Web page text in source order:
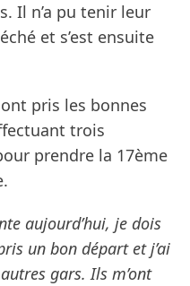
Il n’a pu tenir leur
et s’est ensuite
pris les bonnes
trois
prendre la 17ème
aujourd’hui, je dois
un bon départ et j’ai
gars. Ils m’ont